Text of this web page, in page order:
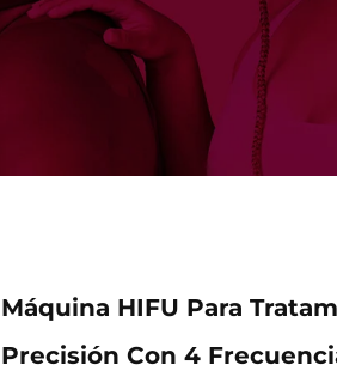
Máquina HIFU Para
Precisión Con 4